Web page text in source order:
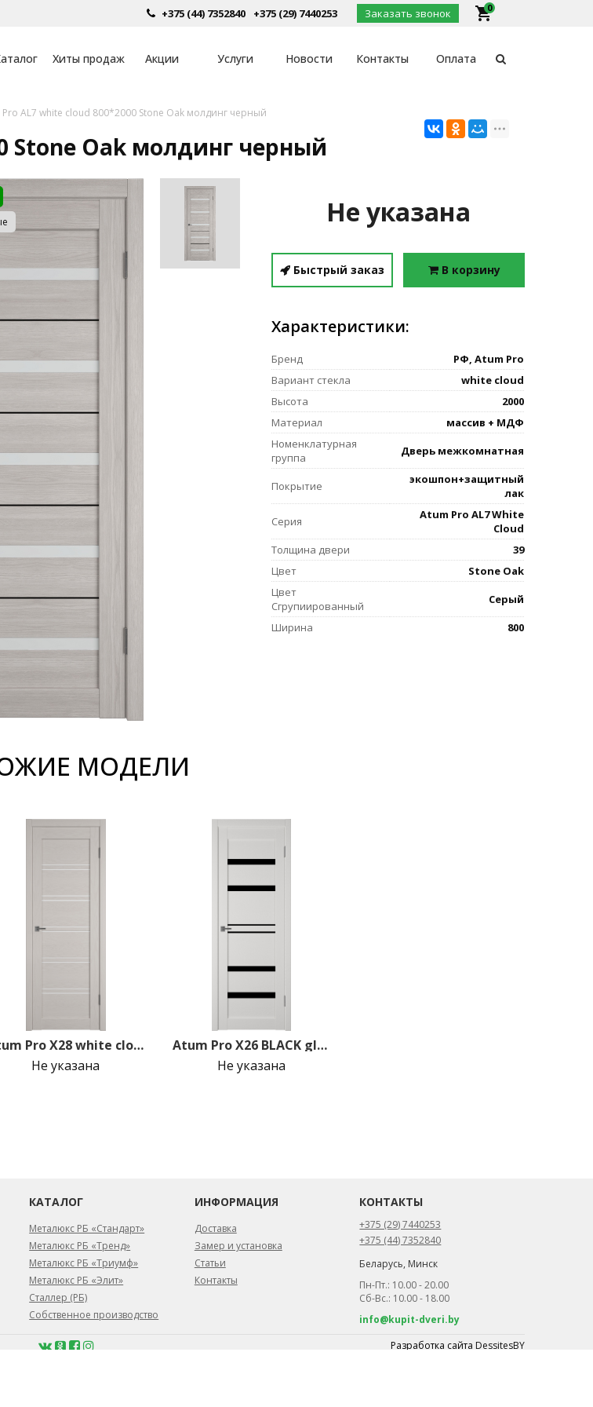
local_grocery_store
0
Заказать звонок
+375 (29) 7440253
+375 (44) 7352840
Хиты продаж Акции Услуги Новости Контакты Оплата
Pro AL7 white cloud 800*2000 Stone Oak молдинг черный
Stone Oak молдинг черный
Не указана
Быстрый заказ В корзину
Характеристики:
Бренд
РФ, Atum Pro
Вариант стекла
white cloud
Высота
2000
Материал
массив + МДФ
Номенклатурная
группа
Дверь межкомнатная
Покрытие
экошпон+защитный
лак
Серия
Atum Pro AL7 White
Cloud
Толщина двери
39
Цвет
Stone Oak
Цвет
Сгрупиированный
Серый
Ширина
800
МОДЕЛИ
Atum Pro Х28 white cloud 800*2000 Fleet Soft
Не указана
Atum Pro Х26 BLACK gloss 800*2000 Milky White
Не указана
КАТАЛОГ
Металюкс РБ «Стандарт»
Металюкс РБ «Тренд»
Металюкс РБ «Триумф»
Металюкс РБ «Элит»
Сталлер (РБ)
Собственное производство
ИНФОРМАЦИЯ
Доставка
Замер и установка
Статьи
Контакты
КОНТАКТЫ
+375 (29) 7440253
+375 (44) 7352840
Беларусь, Минск
Пн-Пт.: 10.00 - 20.00
Сб-Вс.: 10.00 - 18.00
info@kupit-dveri.by
Разработка сайта DessitesBY